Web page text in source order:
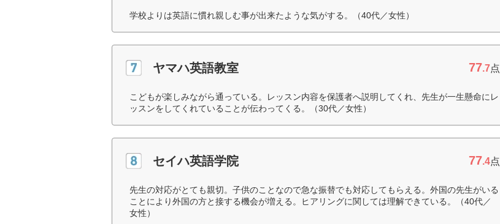
学校よりは英語に慣れ親しむ事が出来たような気がする。（40代／女性）
ヤマハ英語教室 77.7点
こどもが楽しみながら通っている。レッスン内容を保護者へ説明してくれ、先生が一生懸命にレ
ッスンをしてくれていることが伝わってくる。（30代／女性）
セイハ英語学院 77.4点
先生の対応がとても親切。子供のことなので急な振替でも対応してもらえる。外国の先生がいる
ことにより外国の方と接する機会が増える。ヒアリングに関しては理解できている。（40代／
女性）